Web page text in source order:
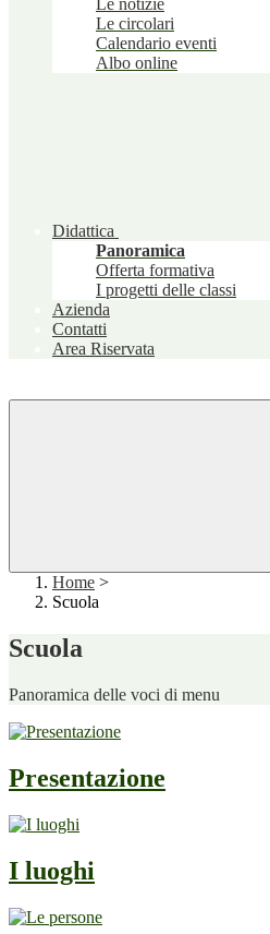
Le notizie
Le circolari
Calendario eventi
Albo online
Didattica
Panoramica
Offerta formativa
I progetti delle classi
Azienda
Contatti
Area Riservata
Home >
Scuola
Scuola
Panoramica delle voci di menu
Presentazione
I luoghi